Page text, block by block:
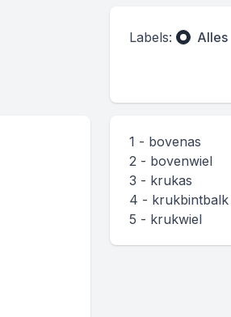
Labels: Alles
1 - bovenas
2 - bovenwiel
3 - krukas
4 - krukbintbalk
5 - krukwiel